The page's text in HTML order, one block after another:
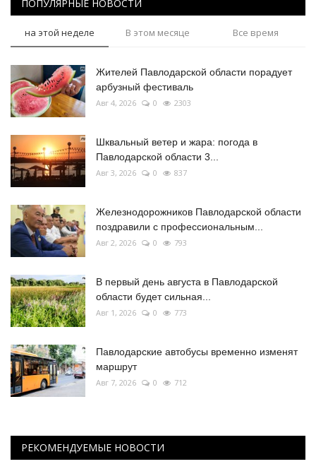
ПОПУЛЯРНЫЕ НОВОСТИ
на этой неделе В этом месяце Все время
Жителей Павлодарской области порадует
арбузный фестиваль
Авг 4, 2026 0 2303
Шквальный ветер и жара: погода в
Павлодарской области 3...
Авг 3, 2026 0 837
Железнодорожников Павлодарской области
поздравили с профессиональным...
Авг 2, 2026 0 793
В первый день августа в Павлодарской
области будет сильная...
Авг 1, 2026 0 773
Павлодарские автобусы временно изменят
маршрут
Авг 7, 2026 0 712
РЕКОМЕНДУЕМЫЕ НОВОСТИ